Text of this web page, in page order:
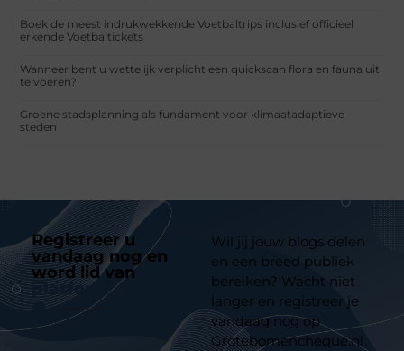
Boek de meest indrukwekkende Voetbaltrips inclusief officieel
erkende Voetbaltickets
Wanneer bent u wettelijk verplicht een quickscan flora en fauna uit
te voeren?
Groene stadsplanning als fundament voor klimaatadaptieve
steden
Registreer u
vandaag nog en
word lid van
platform
Wil jij jouw blogs delen
en een breed publiek
bereiken? Wacht niet
langer en registreer je
vandaag nog op
Grotebomencheque.nl